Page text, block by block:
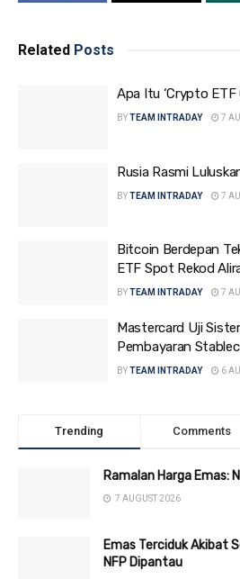
Related Posts
Apa Itu ‘Crypto ETF
BYTEAM INTRADAY 7
Rusia Rasmi
BYTEAM INTRADAY 7
Bitcoin Berdepan
ETF Spot Rekod
BYTEAM INTRADAY 7
Mastercard Uji
Pembayaran
BYTEAM INTRADAY 6
Trending Comments
Ramalan Harga Emas:
7 AUGUST 2026
Emas Terciduk Akibat
NFP Dipantau